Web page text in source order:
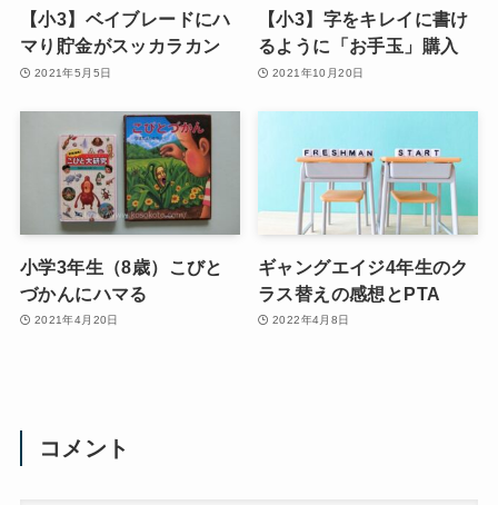
【小3】ベイブレードにハ
マり貯金がスッカラカン
2021年5月5日
【小3】字をキレイに書け
るように「お手玉」購入
2021年10月20日
小学3年生（8歳）こびと
づかんにハマる
2021年4月20日
ギャングエイジ4年生のク
ラス替えの感想とPTA
2022年4月8日
コメント